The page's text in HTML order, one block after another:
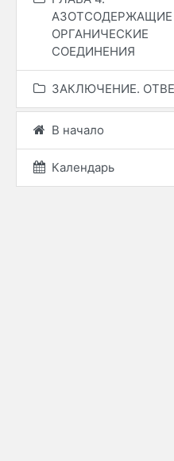
АЗОТСОДЕРЖАЩИЕ
ОРГАНИЧЕСКИЕ
СОЕДИНЕНИЯ
ЗАКЛЮЧЕНИЕ.
В начало
Календарь